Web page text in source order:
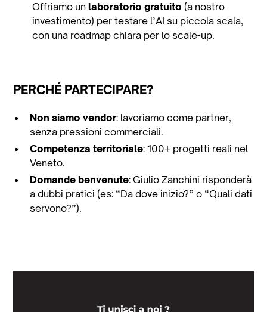
Offriamo unlaboratorio gratuito (a nostro
investimento) per testare l’AI su piccola scala,
con una roadmap chiara per lo scale-up.
PERCHÉ PARTECIPARE?
Non siamo vendor: lavoriamo come partner,
senza pressioni commerciali.
Competenza territoriale: 100+ progetti reali nel
Veneto.
Domande benvenute: Giulio Zanchini risponderà
a dubbi pratici (es: “Da dove inizio?” o “Quali dati
servono?”).